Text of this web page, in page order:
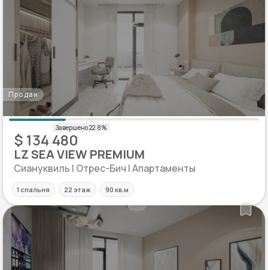
Продан
$ 134 480
LZ SEA VIEW PREMIUM
Сиануквиль | Отрес-Бич | Апартаменты
1 спальня 22 этаж 90 кв.м